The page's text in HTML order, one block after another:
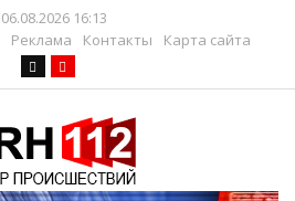
06.08.2026 16:13
Реклама Контакты Карта сайта